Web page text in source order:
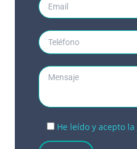
He leído y acepto la